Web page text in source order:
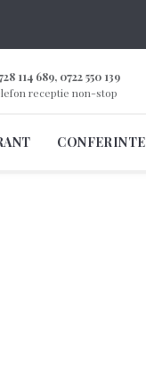
114 689, 0722 550 139
receptie non-stop
CONFERINTE